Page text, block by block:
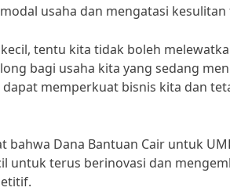
usaha dan mengatasi
tentu kita tidak boleh
bagi usaha kita yang sedang
memperkuat bisnis kita dan
bahwa Dana Bantuan Cair untuk
untuk terus berinovasi dan